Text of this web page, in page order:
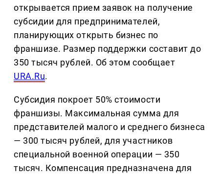
открывается прием заявок на получение
субсидии для предпринимателей,
планирующих открыть бизнес по
франшизе. Размер поддержки составит до
350 тысяч рублей. Об этом сообщает
URA.Ru.
Субсидия покроет 50% стоимости
франшизы. Максимальная сумма для
представителей малого и среднего бизнеса
— 300 тысяч рублей, для участников
специальной военной операции — 350
тысяч. Компенсация предназначена для